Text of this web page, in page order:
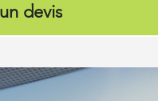
devis